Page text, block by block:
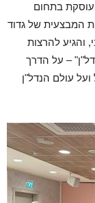
בתחום
המבצעית של גדוד
והגיע להרצות
– על הדרך
עולם הנדל"ן